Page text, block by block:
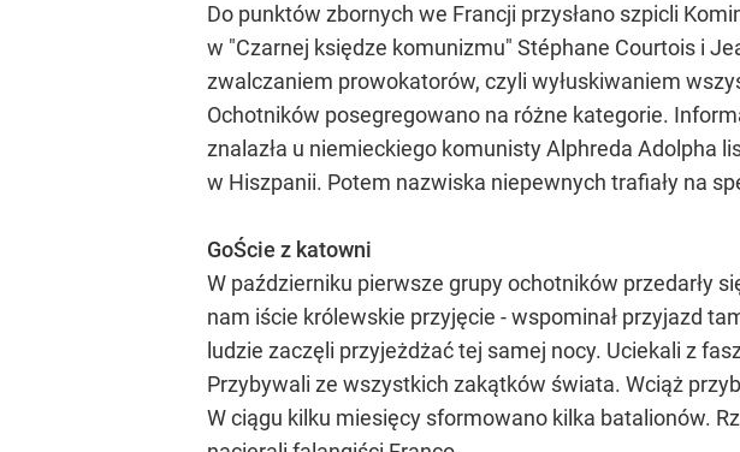
Do punktów zbornych we Francji przysłano szpicli
w "Czarnej księdze komunizmu" Stéphane Courtois i
zwalczaniem prowokatorów, czyli wyłuskiwaniem
Ochotników posegregowano na różne kategorie.
znalazła u niemieckiego komunisty Alphreda Adolpha
w Hiszpanii. Potem nazwiska niepewnych trafiały na
GoŚcie z katowni
W październiku pierwsze grupy ochotników przedarły
nam iście królewskie przyjęcie - wspominał przyjazd
ludzie zaczęli przyjeżdżać tej samej nocy. Uciekali z
Przybywali ze wszystkich zakątków świata. Wciąż
W ciągu kilku miesięcy sformowano kilka batalionów.